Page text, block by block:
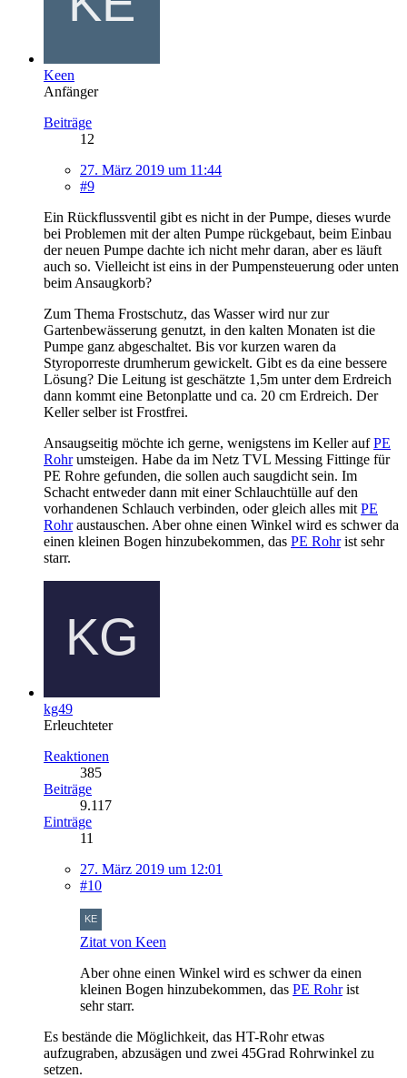
Keen
Anfänger
Beiträge
12
27. März 2019 um 11:44
#9
Ein Rückflussventil gibt es nicht in der Pumpe, dieses wurde
bei Problemen mit der alten Pumpe rückgebaut, beim Einbau
der neuen Pumpe dachte ich nicht mehr daran, aber es läuft
auch so. Vielleicht ist eins in der Pumpensteuerung oder unten
beim Ansaugkorb?
Zum Thema Frostschutz, das Wasser wird nur zur
Gartenbewässerung genutzt, in den kalten Monaten ist die
Pumpe ganz abgeschaltet. Bis vor kurzen waren da
Styroporreste drumherum gewickelt. Gibt es da eine bessere
Lösung? Die Leitung ist geschätzte 1,5m unter dem Erdreich
dann kommt eine Betonplatte und ca. 20 cm Erdreich. Der
Keller selber ist Frostfrei.
Ansaugseitig möchte ich gerne, wenigstens im Keller aufPE
Rohrumsteigen. Habe da im Netz TVL Messing Fittinge für
PE Rohre gefunden, die sollen auch saugdicht sein. Im
Schacht entweder dann mit einer Schlauchtülle auf den
vorhandenen Schlauch verbinden, oder gleich alles mit PE
Rohraustauschen. Aber ohne einen Winkel wird es schwer da
einen kleinen Bogen hinzubekommen, das PE Rohrist sehr
starr.
kg49
Erleuchteter
Reaktionen
385
Beiträge
9.117
Einträge
11
27. März 2019 um 12:01
#10
Zitat von Keen
Aber ohne einen Winkel wird es schwer da einen
kleinen Bogen hinzubekommen, das PE Rohrist
sehr starr.
Es bestände die Möglichkeit, das HT-Rohr etwas
aufzugraben, abzusägen und zwei 45Grad Rohrwinkel zu
setzen.